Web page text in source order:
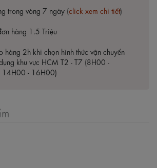
trong vòng 7 ngày (click xem chi tiết)
hàng 1.5 Triệu
hàng 2h khi chọn hình thức vận chuyển
khu vực HCM T2 - T7 (8H00 -
14H00 - 16H00)